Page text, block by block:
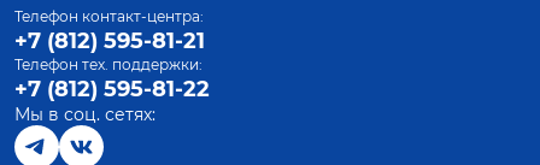
Телефон контакт-центра:
+7 (812) 595-81-21
Телефон тех. поддержки:
+7 (812) 595-81-22
Мы в соц. сетях: